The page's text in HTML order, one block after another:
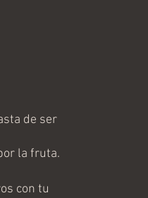
de ser
la fruta.
con tu